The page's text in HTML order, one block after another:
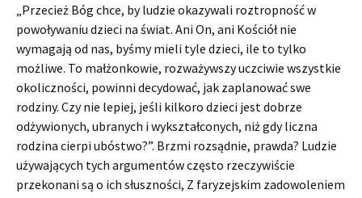
„Przecież Bóg chce, by ludzie okazywali roztropność w
powoływaniu dzieci na świat. Ani On, ani Kościół nie
wymagają od nas, byśmy mieli tyle dzieci, ile to tylko
możliwe. To małżonkowie, rozważywszy uczciwie wszystkie
okoliczności, powinni decydować, jak zaplanować swe
rodziny. Czy nie lepiej, jeśli kilkoro dzieci jest dobrze
odżywionych, ubranych i wykształconych, niż gdy liczna
rodzina cierpi ubóstwo?”. Brzmi rozsądnie, prawda? Ludzie
używa­jących tych argumentów często rzeczywiście
przekonani są o ich słuszności, Z faryzejskim zadowoleniem